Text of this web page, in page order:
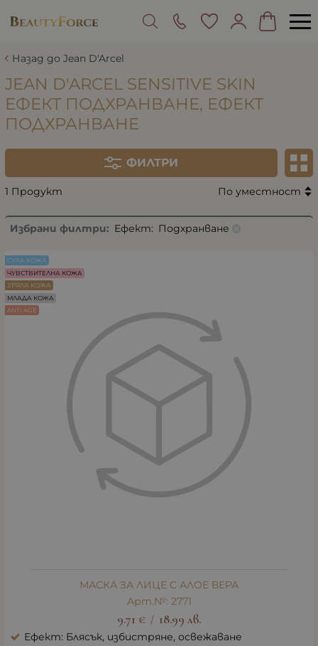
Назад до Jean D'Arcel
JEAN D'ARCEL SENSITIVE SKIN
ЕФЕКТ ПОДХРАНВАНЕ, ЕФЕКТ
ПОДХРАНВАНЕ
ФИЛТРИ
1 Продукт По уместност
Избрани филтри: Ефект: Подхранване
МАСКА ЗА ЛИЦЕ С АЛОЕ ВЕРА
Арт.№: 2771
9.71 € / 18.99 лв.
Ефект: Блясък, избистряне, освежаване
СУХА КОЖА
ЧУВСТВИТЕЛНА КОЖА
ЗРЯЛА КОЖА
МЛАДА КОЖА
ANTI AGE